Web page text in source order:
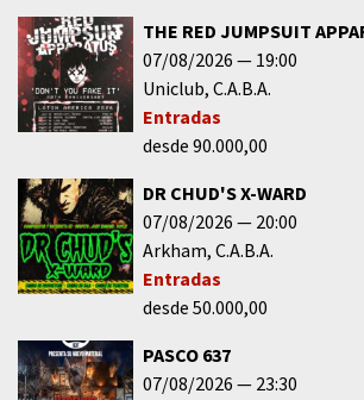
THE RED JUMPSUIT
07/08/2026
19:00
Uniclub C.A.B.A.
Entradas
desde 90.000,00
DR CHUD'S X-WARD
07/08/2026
20:00
Arkham C.A.B.A.
Entradas
desde 50.000,00
PASCO 637
07/08/2026
23:30